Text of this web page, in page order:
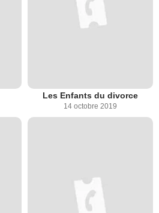
Les Enfants du divorce
14 octobre 2019